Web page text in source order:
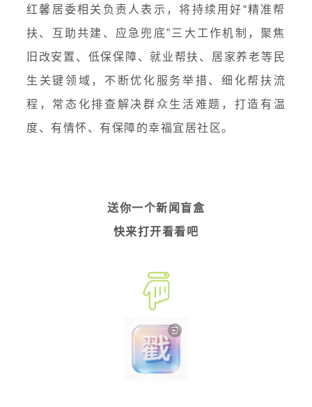
红馨居委相关负责人表示，将持续用好“精准帮
扶、互助共建、应急兜底”三大工作机制，聚焦
旧改安置、低保保障、就业帮扶、 居家养老等民
生关键领域，不断优化服务举措、细化帮扶流
程，常态化排查解决群众生活难题，打造有温
度、有情怀、有保障的幸福宜居社区。
送你一个新闻盲盒
快来打开看看吧